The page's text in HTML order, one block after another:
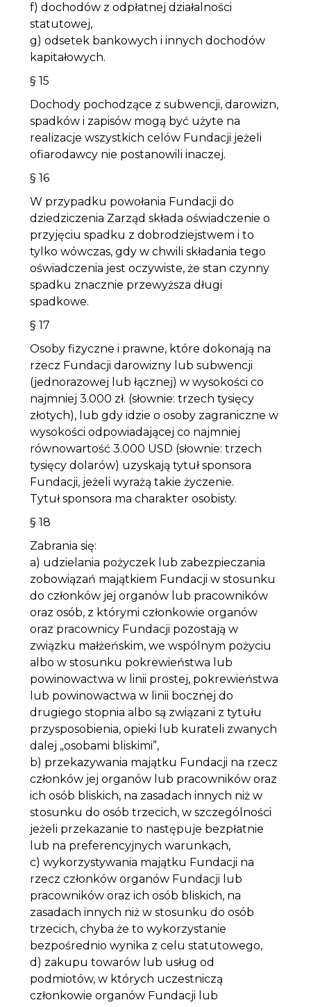
f) dochodów z odpłatnej działalności
statutowej,
g) odsetek bankowych i innych dochodów
kapitałowych.
§ 15
Dochody pochodzące z subwencji, darowizn,
spadków i zapisów mogą być użyte na
realizacje wszystkich celów Fundacji jeżeli
ofiarodawcy nie postanowili inaczej.
§ 16
W przypadku powołania Fundacji do
dziedziczenia Zarząd składa oświadczenie o
przyjęciu spadku z dobrodziejstwem i to
tylko wówczas, gdy w chwili składania tego
oświadczenia jest oczywiste, że stan czynny
spadku znacznie przewyższa długi
spadkowe.
§ 17
Osoby fizyczne i prawne, które dokonają na
rzecz Fundacji darowizny lub subwencji
(jednorazowej lub łącznej) w wysokości co
najmniej 3.000 zł. (słownie: trzech tysięcy
złotych), lub gdy idzie o osoby zagraniczne w
wysokości odpowiadającej co najmniej
równowartość 3.000 USD (słownie: trzech
tysięcy dolarów) uzyskają tytuł sponsora
Fundacji, jeżeli wyrażą takie życzenie.
Tytuł sponsora ma charakter osobisty.
§ 18
Zabrania się:
a) udzielania pożyczek lub zabezpieczania
zobowiązań majątkiem Fundacji w stosunku
do członków jej organów lub pracowników
oraz osób, z którymi członkowie organów
oraz pracownicy Fundacji pozostają w
związku małżeńskim, we wspólnym pożyciu
albo w stosunku pokrewieństwa lub
powinowactwa w linii prostej, pokrewieństwa
lub powinowactwa w linii bocznej do
drugiego stopnia albo są związani z tytułu
przysposobienia, opieki lub kurateli zwanych
dalej „osobami bliskimi”,
b) przekazywania majątku Fundacji na rzecz
członków jej organów lub pracowników oraz
ich osób bliskich, na zasadach innych niż w
stosunku do osób trzecich, w szczególności
jeżeli przekazanie to następuje bezpłatnie
lub na preferencyjnych warunkach,
c) wykorzystywania majątku Fundacji na
rzecz członków organów Fundacji lub
pracowników oraz ich osób bliskich, na
zasadach innych niż w stosunku do osób
trzecich, chyba że to wykorzystanie
bezpośrednio wynika z celu statutowego,
d) zakupu towarów lub usług od
podmiotów, w których uczestniczą
członkowie organów Fundacji lub